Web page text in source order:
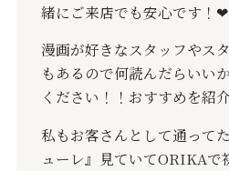
緒にご来店でも安心です！ ❤︎
漫画が好きなスタッフやス
もあるので何読んだらいい
ください！！おすすめを紹
私もお客さんとして通って
ューレ』見ていてORIKAで